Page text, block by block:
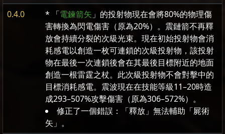
0.4.0 * 「電鍊箭矢 」的投射物現在會將80%的物理傷
害轉換為閃電傷害（原為20%）。震鏈箭不再釋
放會持續分裂的次級光束。現在初始投射物會消
耗感電以創造一枚可連鎖的次級投射物，該投射
物在最後一次連鎖後會在其最後目標附近的地面
創造一根雷霆之杖。此次級投射物不會對擊中的
目標消耗感電。震波現在在技能等級11–20時造
成293–507%攻擊傷害（原為306–572%）。
修正了一個錯誤：「釋放」無法輔助「屍術
矢」。